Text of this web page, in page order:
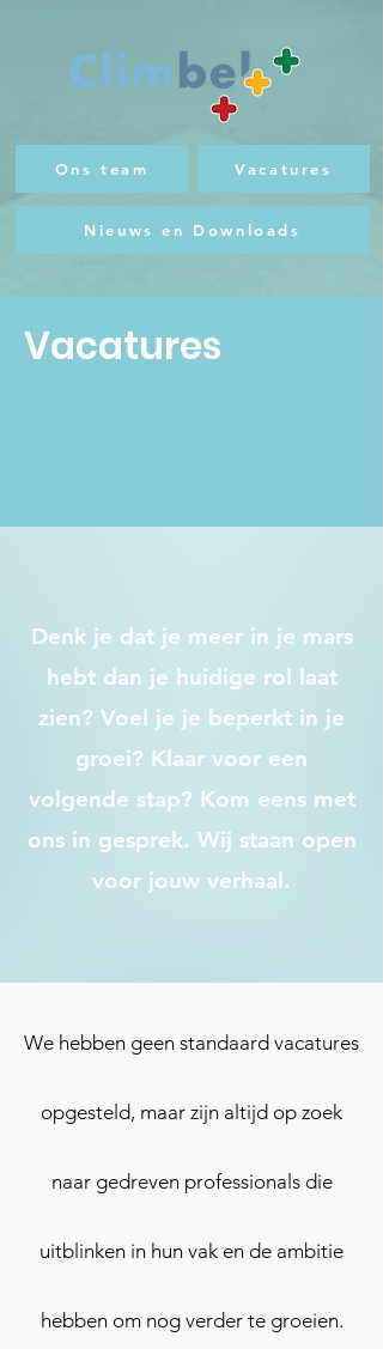
Ons team
Nieuws en Downloads
Vacatures
Vacatures
Denk je dat je meer in je mars
hebt dan je huidige rol laat
zien? Voel je je beperkt in je
groei? Klaar voor een
volgende stap? Kom eens met
ons in gesprek. Wij staan open
voor jouw verhaal.
We hebben geen standaard vacatures
opgesteld, maar zijn altijd op zoek
naar gedreven professionals die
uitblinken in hun vak en de ambitie
hebben om nog verder te groeien.